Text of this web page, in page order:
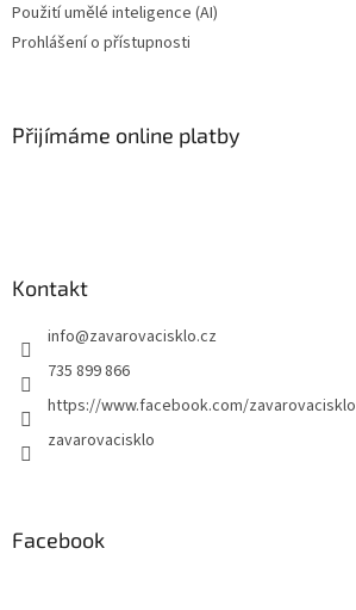
Použití umělé inteligence (AI)
Prohlášení o přístupnosti
Přijímáme online platby
Kontakt
info@zavarovacisklo.cz
735 899 866
https://www.facebook.com/zavarovacisklo
zavarovacisklo
Facebook